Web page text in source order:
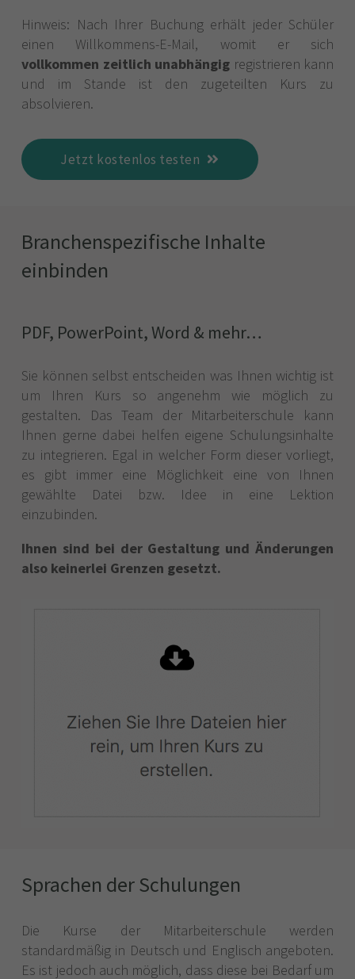
Hinweis: Nach Ihrer Buchung erhält jeder Schüler
einen Willkommens-E-Mail, womit er sich
vollkommen zeitlich unabhängig registrieren kann
und im Stande ist den zugeteilten Kurs zu
absolvieren.
Jetzt kostenlos testen
Branchenspezifische Inhalte
einbinden
PDF, PowerPoint, Word & mehr…
Sie können selbst entscheiden was Ihnen wichtig ist
um Ihren Kurs so angenehm wie möglich zu
gestalten. Das Team der Mitarbeiterschule kann
Ihnen gerne dabei helfen eigene Schulungsinhalte
zu integrieren. Egal in welcher Form dieser vorliegt,
es gibt immer eine Möglichkeit eine von Ihnen
gewählte Datei bzw. Idee in eine Lektion
einzubinden.
Ihnen sind bei der Gestaltung und Änderungen
also keinerlei Grenzen gesetzt.
Sprachen der Schulungen
Die Kurse der Mitarbeiterschule werden
standardmäßig in Deutsch und Englisch angeboten.
Es ist jedoch auch möglich, dass diese bei Bedarf um